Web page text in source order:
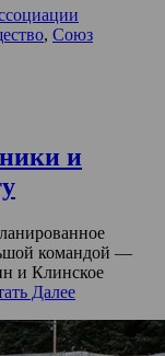
, Союз
и
командой —
и Клинское
Далее